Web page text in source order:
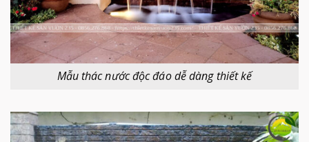
Mẫu thác nước độc đáo dễ dàng thiết kế